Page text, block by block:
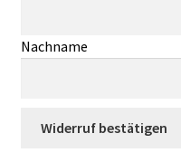
a
Nachname
Widerruf bestätigen